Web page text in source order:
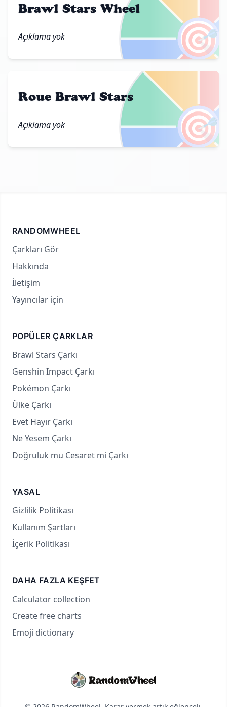
🎯
Brawl Stars Wheel
Açıklama yok
🎯
Roue Brawl Stars
Açıklama yok
RANDOMWHEEL
Çarkları Gör
Hakkında
İletişim
Yayıncılar için
POPÜLER ÇARKLAR
Brawl Stars Çarkı
Genshin Impact Çarkı
Pokémon Çarkı
Ülke Çarkı
Evet Hayır Çarkı
Ne Yesem Çarkı
Doğruluk mu Cesaret mi Çarkı
YASAL
Gizlilik Politikası
Kullanım Şartları
İçerik Politikası
DAHA FAZLA KEŞFET
Calculator collection
Create free charts
Emoji dictionary